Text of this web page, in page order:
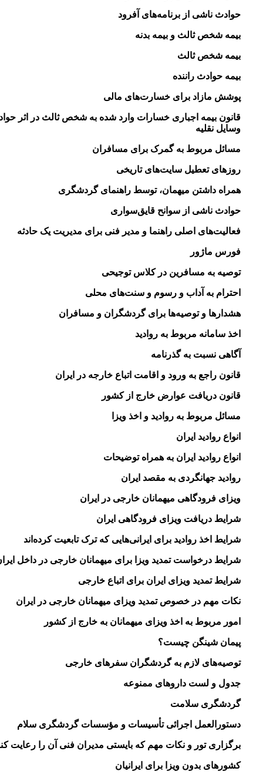
حوادث ناشی از برنامه‌های آفرود
بیمه شخص ثالث و بیمه بدنه
بیمه شخص ثالث
بیمه حوادث راننده
پوشش مازاد برای خسارت‌های مالی
قانون بیمه اجباری خسارات وارد شده به شخص ثالث در اثر
وسایل نقلیه
مسائل مربوط به گمرک برای مسافران
روز‌های تعطیل سایت‌های تاریخی
همراه داشتن میهمان، توسط راهنمای گردشگری
حوادث ناشی از سوانح قایق‌سواری
فعالیت‌های اصلی راهنما و مدیر فنی برای مدیریت یک حادثه
فورس ماژور
توصیه به مسافرین در کلاس توجیحی
احترام به آداب و رسوم و سنت‌های محلی
هشدارها و توصیه‌ها برای گردشگران و مسافران
اخذ سامانه مربوط به روادید
آگاهی نسبت به گذرنامه
قانون راجع به ورود و اقامت اتباع خارجه در ایران
قانون دریافت عوارض خارج از کشور
مسائل مربوط به روادید و اخذ ویزا
انواع روادید ایران
انواع روادید ایران به همراه توضیحات
روادید جهانگردی به مقصد ایران
ویزای فرودگاهی میهمانان خارجی در ایران
شرایط دریافت ویزای فرودگاهی ایران
شرایط اخذ روادید برای ایرانی‌هایی که ترک تابعیت کرده‌اند
شرایط درخواست تمدید ویزا برای میهمانان خارجی در داخل
شرایط تمدید ویزای ایران برای اتباع خارجی
نکات مهم در خصوص تمدید ویزای میهمانان خارجی در ایران
امور مربوط به اخذ ویزای میهمانان به خارج از کشور
پیمان شینگن چیست؟
توصیه‌های لازم به گردشگران سفرهای خارجی
جدول و لست داروهای ممنوعه
گردشگری سلامت
دستورالعمل اجرائی تأسیسات و مؤسسات گردشگری سلام
برگزاری تور و نکات مهم که بایستی مدیران فنی آن را رعایت
کشورهای بدون ویزا برای ایرانیان